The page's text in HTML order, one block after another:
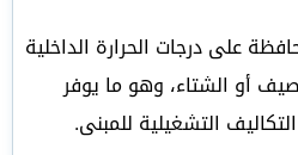
على درجات الحرارة الداخلية
أو الشتاء، وهو ما يوفر
التشغيلية للمبنى.